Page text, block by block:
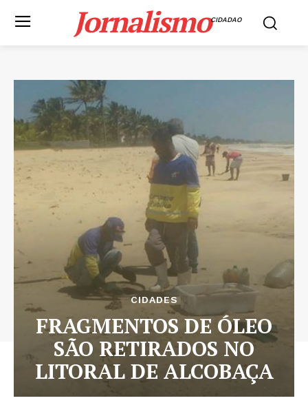
JornalismoCIDADAO
CIDADES
FRAGMENTOS DE ÓLEO
SÃO RETIRADOS NO
LITORAL DE ALCOBAÇA